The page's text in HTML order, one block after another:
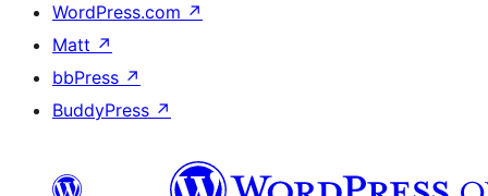
WordPress.com ↗
Matt ↗
bbPress ↗
BuddyPress ↗